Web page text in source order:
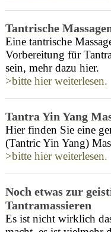
Tantrische
Eine tantrische
Vorbereitung für
sein, mehr dazu hier.
>bitte hier weiterlesen.
Tantra Yin Yang
Hier finden Sie eine
(Tantric Yin Yang)
>bitte hier weiterlesen.
Noch etwas zur
Tantramassieren
Es ist nicht wirklich